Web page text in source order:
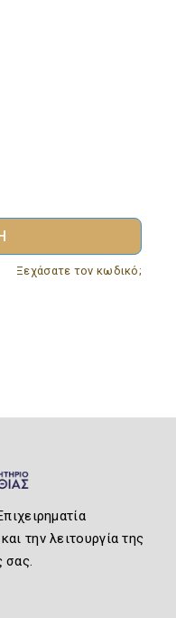
Ξεχάσατε τον κωδικό;
την λειτουργία της
σας.